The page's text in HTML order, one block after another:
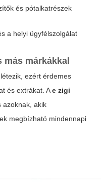
és pótalkatrészek
a helyi ügyfélszolgálat
más márkákkal
ezért érdemes
és extrákat. Ae zigi
azoknak, akik
megbízható mindennapi